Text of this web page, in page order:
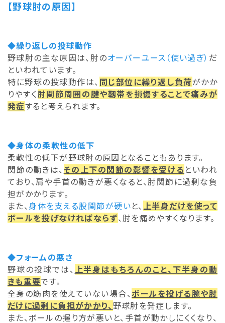
【野球肘の原因】
◆繰り返しの投球動作
野球肘の主な原因は、肘のオーバーユース（使い過ぎ） だ
といわれています。
特に野球の投球動作は、 同じ部位に繰り返し負荷がかか
りやすく肘関節周囲の腱や靱帯を損傷することで痛みが
発症すると考えられます。
◆身体の柔軟性の低下
柔軟性の低下が野球肘の原因となることもあります。
関節の動きは、 その上下の関節の影響を受ける といわれ
ており、肩や手首の動きが悪くなると、肘関節に過剰な負
担がかかります。
また、 身体を支える股関節が硬いと、 上半身だけを使って
ボールを投げなければならず、肘を痛めやすくなります。
◆フォームの悪さ
野球の投球では、 上半身はもちろんのこと、下半身の動
きも重要です。
全身の筋肉を使えていない場合、 ボールを投げる腕や肘
だけに過剰に負担がかかり、野球肘を発症します。
また、ボールの握り方が悪いと、手首が動かしにくくなり、